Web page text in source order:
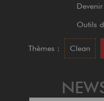
Outils
Thèmes :
Clean